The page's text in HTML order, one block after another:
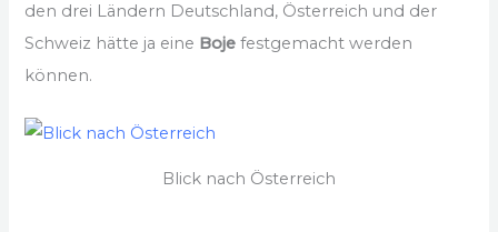
den drei Ländern Deutschland, Österreich und der
Schweiz hätte ja eine Boje festgemacht werden
können.
Blick nach Österreich